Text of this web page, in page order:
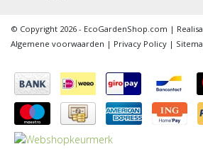
© Copyright 2026 - EcoGardenShop.com |
Algemene voorwaarden | Privacy Policy |